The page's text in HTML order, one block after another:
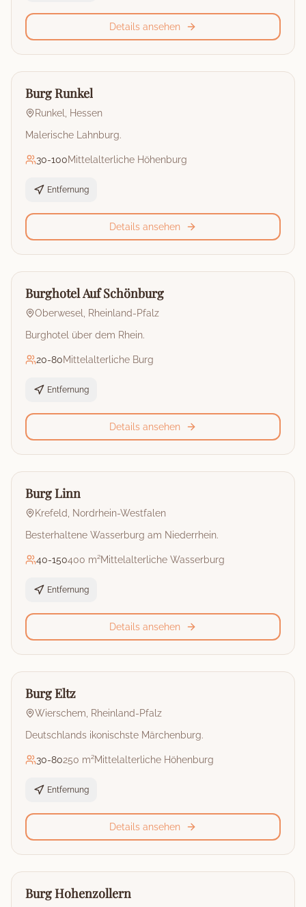
Details ansehen
🏰
Burg
Burg Runkel
Runkel
Hessen
Malerische Lahnburg.
30-100Mittelalterliche Höhenburg
Entfernung
Details ansehen
🏰
Burg
Burghotel Auf Schönburg
Oberwesel
Rheinland-Pfalz
Burghotel über dem Rhein.
20-80Mittelalterliche Burg
Entfernung
Details ansehen
🏰
Burg
Burg Linn
Krefeld
Nordrhein-Westfalen
Besterhaltene Wasserburg am Niederrhein.
40-150400 m²Mittelalterliche Wasserburg
Entfernung
Details ansehen
🏰
Burg
Burg Eltz
Wierschem
Rheinland-Pfalz
Deutschlands ikonischste Märchenburg.
30-80250 m²Mittelalterliche Höhenburg
Entfernung
Details ansehen
🏰
Burg
Burg Hohenzollern